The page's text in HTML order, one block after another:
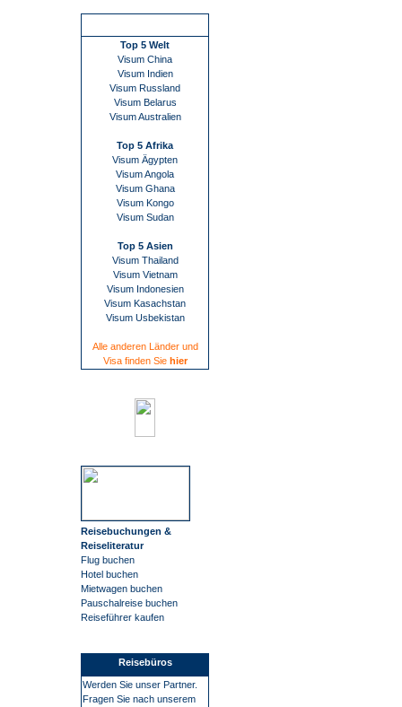
Top 5 Welt
Visum China
Visum Indien
Visum Russland
Visum Belarus
Visum Australien
Top 5 Afrika
Visum Ägypten
Visum Angola
Visum Ghana
Visum Kongo
Visum Sudan
Top 5 Asien
Visum Thailand
Visum Vietnam
Visum Indonesien
Visum Kasachstan
Visum Usbekistan
Alle anderen Länder und
Visa finden Siehier
Reisebuchungen &
Reiseliteratur
Flug buchen
Hotel buchen
Mietwagen buchen
Pauschalreise buchen
Reiseführer kaufen
Reisebüros
Werden Sie unser Partner.
Fragen Sie nach unserem